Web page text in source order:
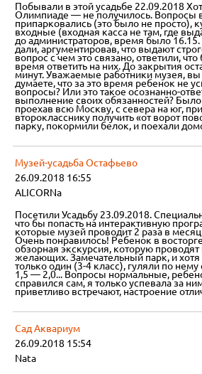
Побывали в этой усадьбе 22.09.2018
Олимпиаде — не получилось. Вопросы
припарковались (это было не просто),
входные (входная касса не там, где
до администраторов, время было
дали, аргументировав, что выдают
вопрос с чем это связано, ответили,
время ответить на них. До закрытия
минут. Уважаемые работники музея, вы
думаете, что за это время ребенок не
вопросы? Или это такое осознанно-
выполнение своих обязанностей?
проехав всю Москву, с севера на юг,
второкласснику получить «от ворот
парку, покормили белок, и поехали
Музей-усадьба Остафьево
26.09.2018 16:55
ALICORNa
Посетили Усадьбу 23.09.2018.
что бы попасть на интерактивную
которые музей проводит 2 раза в
Очень понравилось! Ребенок в
обзорная экскурсия, которую
желающих. Замечательный парк, и хотя
только один (3-4 класс), гуляли по нему
1,5 — 2,0... Вопросы нормальные,
справился сам, я только успевала за
приветливо встречают, настроение
Сад Аквариум
26.09.2018 15:54
Nata